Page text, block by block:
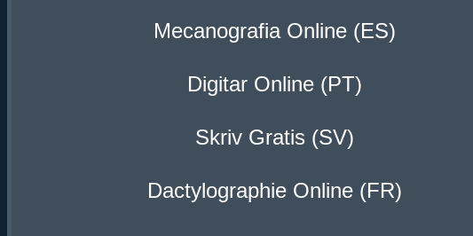
Mecanografia Online (ES)
Digitar Online (PT)
Skriv Gratis (SV)
Dactylographie Online (FR)